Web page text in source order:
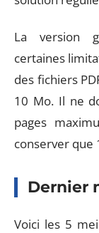
La version
certaines
des fichiers
10 Mo. Il ne
pages
conserver que
Dernier
Voici les 5